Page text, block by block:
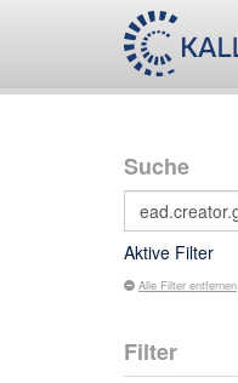
Suche
Aktive Filter
Alle Filter entfernen
Filter